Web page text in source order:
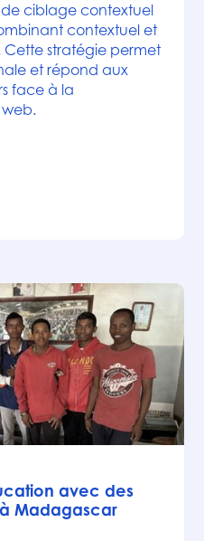
ciblage contextuel
contextuel et
Cette stratégie permet
et répond aux
face à la
avec des
Madagascar